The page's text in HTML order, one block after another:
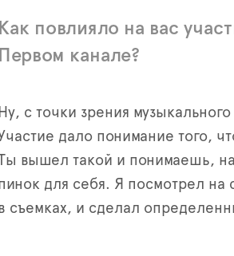
Как повлияло на вас
Первом канале?
Ну, с точки зрения
дало понимание того,
Ты вышел такой и понимаешь,
для себя. Я посмотрел на
съемках, и сделал